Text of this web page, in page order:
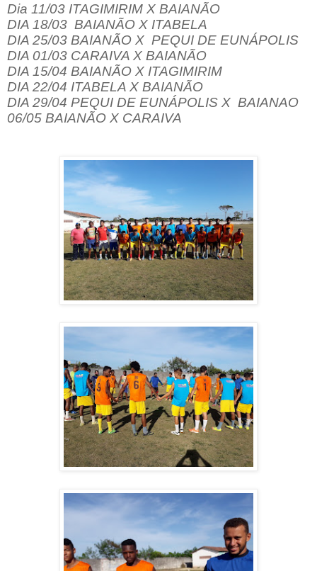
Dia 11/03 ITAGIMIRIM X BAIANÃO
DIA 18/03 BAIANÃO X ITABELA
DIA 25/03 BAIANÃO X PEQUI DE EUNÁPOLIS
DIA 01/03 CARAIVA X BAIANÃO
DIA 15/04 BAIANÃO X ITAGIMIRIM
DIA 22/04 ITABELA X BAIANÃO
DIA 29/04 PEQUI DE EUNÁPOLIS X BAIANAO
06/05 BAIANÃO X CARAIVA